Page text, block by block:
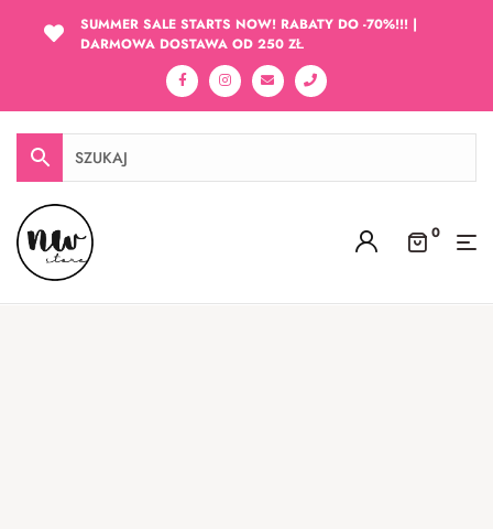
SUMMER SALE STARTS NOW! RABATY DO -70%!!! |
DARMOWA DOSTAWA OD 250 ZŁ
0